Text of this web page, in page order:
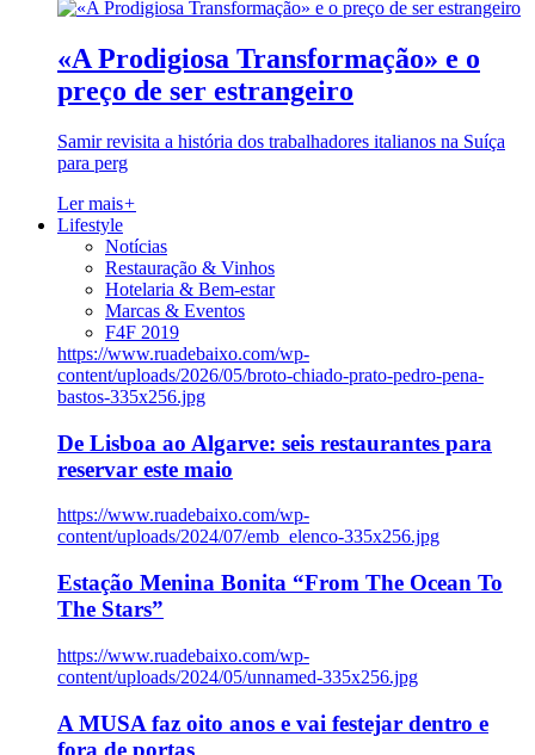
«A Prodigiosa Transformação» e o
preço de ser estrangeiro
Samir revisita a história dos trabalhadores italianos na Suíça
para perg
Ler mais+
Lifestyle
Notícias
Restauração & Vinhos
Hotelaria & Bem-estar
Marcas & Eventos
F4F 2019
https://www.ruadebaixo.com/wp-
content/uploads/2026/05/broto-chiado-prato-pedro-pena-
bastos-335x256.jpg
De Lisboa ao Algarve: seis restaurantes para
reservar este maio
https://www.ruadebaixo.com/wp-
content/uploads/2024/07/emb_elenco-335x256.jpg
Estação Menina Bonita “From The Ocean To
The Stars”
https://www.ruadebaixo.com/wp-
content/uploads/2024/05/unnamed-335x256.jpg
A MUSA faz oito anos e vai festejar dentro e
fora de portas